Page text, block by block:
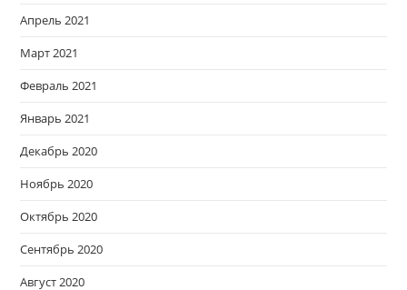
Апрель 2021
Март 2021
Февраль 2021
Январь 2021
Декабрь 2020
Ноябрь 2020
Октябрь 2020
Сентябрь 2020
Август 2020